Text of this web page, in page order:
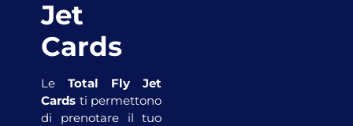
Jet
Cards
LeTotal Fly Jet
Cards ti permettono
di prenotare il tuo